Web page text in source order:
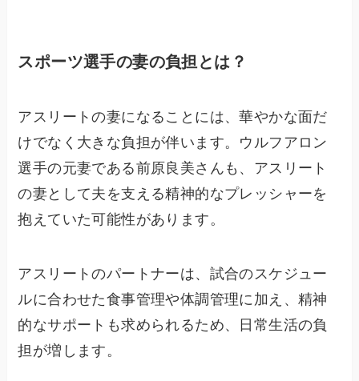
スポーツ選手の妻の負担とは？
アスリートの妻になることには、華やかな面だ
けでなく大きな負担が伴います。ウルフアロン
選手の元妻である前原良美さんも、アスリート
の妻として夫を支える精神的なプレッシャーを
抱えていた可能性があります。
アスリートのパートナーは、試合のスケジュー
ルに合わせた食事管理や体調管理に加え、精神
的なサポートも求められるため、日常生活の負
担が増します。